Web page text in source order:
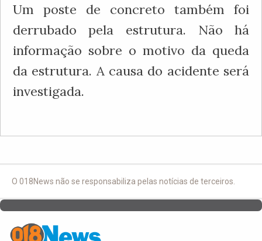
Um poste de concreto também foi
derrubado pela estrutura. Não há
informação sobre o motivo da queda
da estrutura. A causa do acidente será
investigada.
O 018News não se responsabiliza pelas notícias de terceiros.